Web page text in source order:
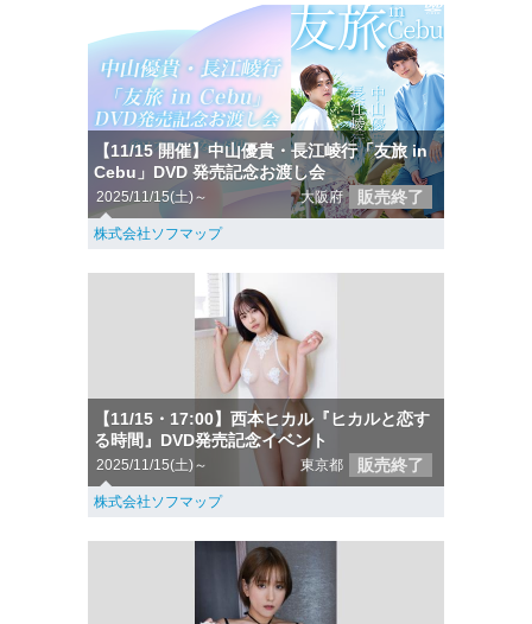
【11/15 開催】中山優貴・長江崚行「友旅 in
Cebu」DVD 発売記念お渡し会
2025/11/15(土)～ 大阪府 販売終了
株式会社ソフマップ
【11/15・17:00】西本ヒカル『ヒカルと恋す
る時間』DVD発売記念イベント
2025/11/15(土)～ 東京都 販売終了
株式会社ソフマップ